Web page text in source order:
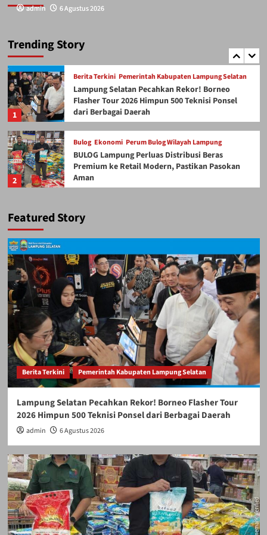
admin 6 Agustus 2026
admin 6 Agustus 2026
Trending Story
5
1
Berita Terkini Pemerintah Kabupaten Lampung Selatan
Lampung Selatan Pecahkan Rekor! Borneo
Flasher Tour 2026 Himpun 500 Teknisi Ponsel
dari Berbagai Daerah
2
Bulog Ekonomi Perum Bulog Wilayah Lampung
BULOG Lampung Perluas Distribusi Beras
Premium ke Retail Modern, Pastikan Pasokan
Aman
3
Berita Terkini
Dugaan Ancaman terhadap Keluarga Pengurus
PWI Lampung Dikawal Legislator dan Jurnalis
4
Berita Terkini Pemerintah Kabupaten Lampung Selatan
Perbaikan Jalan RA Basyid Segera Dimulai,
Pemkab Lampung Selatan Pastikan Mobilitas
Warga Lebih Aman dan Nyaman
5
Artikel
Aku Kibarkan Bendera Merah Putih
1
Berita Terkini Pemerintah Kabupaten Lampung Selatan
Lampung Selatan Pecahkan Rekor! Borneo
Flasher Tour 2026 Himpun 500 Teknisi Ponsel
2
Bulog Ekonomi Perum Bulog Wilayah Lampung
BULOG Lampung Perluas Distribusi Beras
Premium ke Retail Modern, Pastikan Pasokan
Aman
Featured Story
Berita Terkini Pemerintah Kabupaten Lampung Selatan
Lampung Selatan Pecahkan Rekor! Borneo Flasher Tour
2026 Himpun 500 Teknisi Ponsel dari Berbagai Daerah
admin 6 Agustus 2026